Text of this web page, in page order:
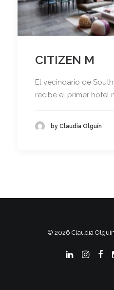
CITIZEN M
El vecindario de
recibe el primer hotel
by Claudia Olguín
© 2026 Claudia